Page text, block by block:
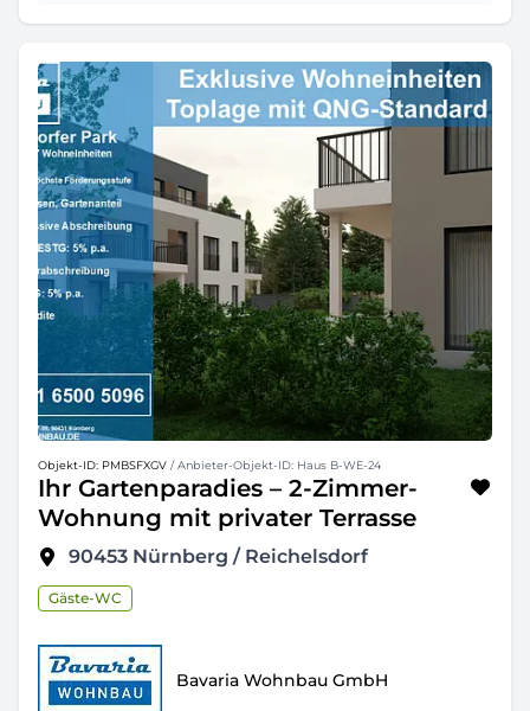
Objekt-ID: PMBSFXGV / Anbieter-Objekt-ID: Haus B-WE-24
Ihr Gartenparadies – 2-Zimmer-
Wohnung mit privater Terrasse
90453 Nürnberg / Reichelsdorf
Gäste-WC
Bavaria Wohnbau GmbH